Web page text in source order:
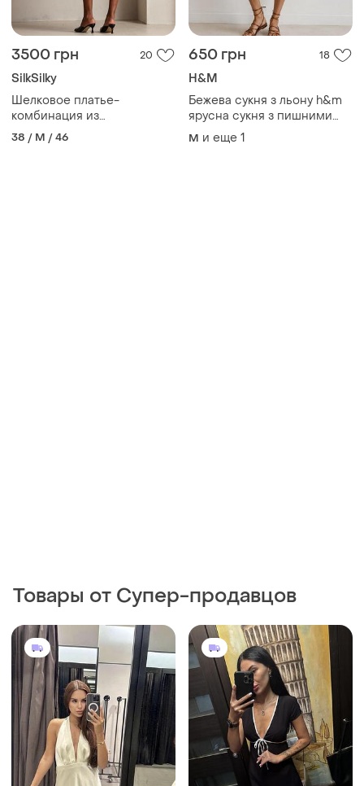
3500 грн 20
SilkSilky
Шелковое платье-
комбинация из
натурального шелка с
открытой спиной и
38 / M / 46
650 грн 18
H&M
Бежева сукня з льону h&m
ярусна сукня з пишними
рукавами
M и еще 1
Товары от Супер-продавцов